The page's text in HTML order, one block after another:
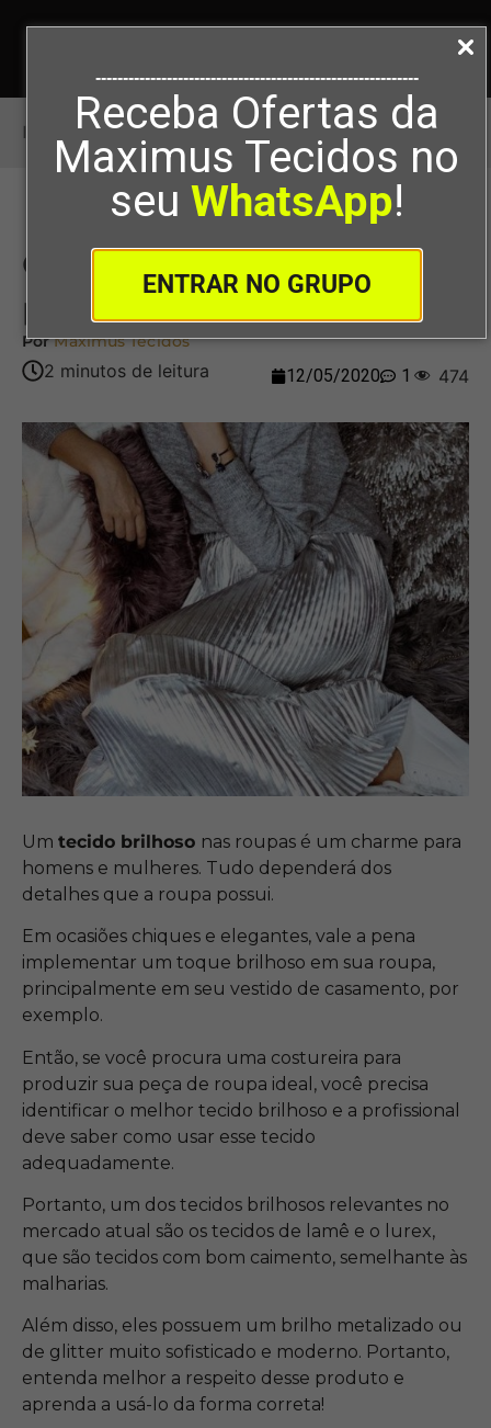
-----------------------------------------------------------
Receba Ofertas da
Maximus Tecidos no
seu WhatsApp!
ENTRAR NO GRUPO
Início > Como usar tecido brilhoso para roupas
Como usar tecido brilhoso
para roupas
PorMaximus Tecidos
12/05/2020 1 474
Um tecido brilhoso nas roupas é um charme para
homens e mulheres. Tudo dependerá dos
detalhes que a roupa possui.
Em ocasiões chiques e elegantes, vale a pena
implementar um toque brilhoso em sua roupa,
principalmente em seu vestido de casamento, por
exemplo.
Então, se você procura uma costureira para
produzir sua peça de roupa ideal, você precisa
identificar o melhor tecido brilhoso e a profissional
deve saber como usar esse tecido
adequadamente.
Portanto, um dos tecidos brilhosos relevantes no
mercado atual são os tecidos de lamê e o lurex,
que são tecidos com bom caimento, semelhante às
malharias.
Além disso, eles possuem um brilho metalizado ou
de glitter muito sofisticado e moderno. Portanto,
entenda melhor a respeito desse produto e
aprenda a usá-lo da forma correta!